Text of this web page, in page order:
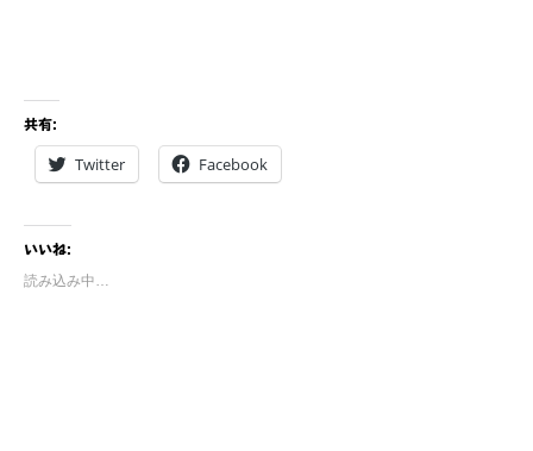
共有:
Twitter Facebook
いいね:
読み込み中…